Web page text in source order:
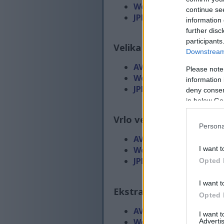
continue
information
further
Please
information
deny
in below
I want
Opted
I want
Opted
I want
WebP
JPEG
Velika veličina (2,688 x
AVIF
WebP
(188 KB)
JPEG
Vrlo velika veličina
AVIF
WebP
JPEG
Ekstra velika veličina
AVIF